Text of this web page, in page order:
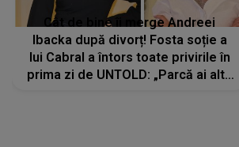
Cât de bine îi merge Andreei
Ibacka după divorț! Fosta soție a
lui Cabral a întors toate privirile în
prima zi de UNTOLD: „Parcă ai altă